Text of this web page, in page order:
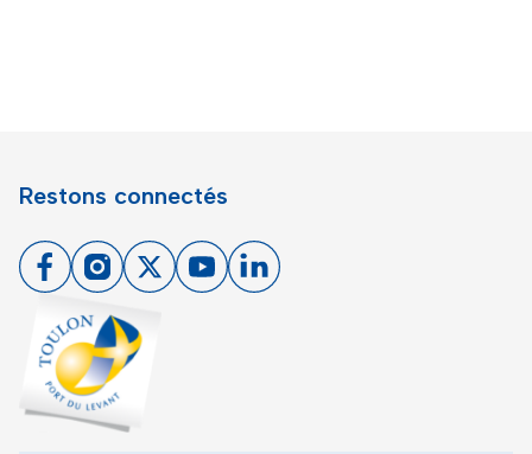
Restons connectés
FacebookInstagram
X YoutubeLinkedin